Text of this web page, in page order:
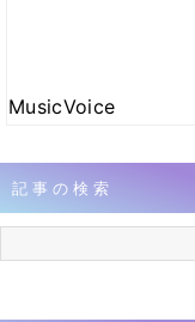
MusicVoice
記事の検索